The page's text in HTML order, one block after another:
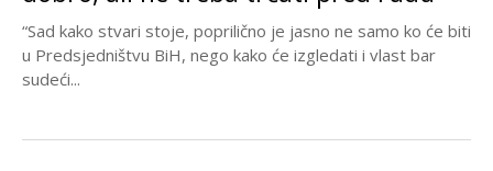
“Sad kako stvari stoje, poprilično je jasno ne samo ko će biti
u Predsjedništvu BiH, nego kako će izgledati i vlast bar
sudeći...